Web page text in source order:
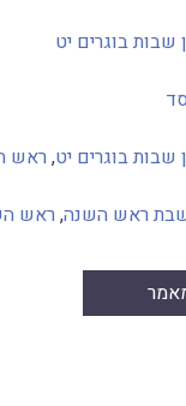
שבות בוגרים יט
שבות בוגרים יט,ראש
ראש השנה,ראש